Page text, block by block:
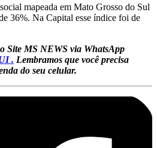
mapeada em Mato Grosso do Sul
36%. Na Capital esse índice foi de
Site MS NEWS via WhatsApp
. Lembramos que você precisa
do seu celular.